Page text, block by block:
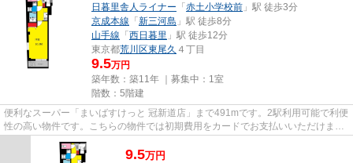
日暮里舎人ライナー 「 赤土小学校前 」駅 徒歩3分
京成本線 「 新三河島 」駅 徒歩8分
山手線 「 西日暮里 」駅 徒歩12分
東京都荒川区東尾久 ４丁目
9.5万円
築年数：築11年 ｜募集中： 1室
階数：5階建
便利なスーパー「まいばすけっと 冠新道店」まで491mです。2駅利用可能で利便
性の高い物件です。こちらの物件では初期費用をカードでお支払いいただけま
す。特徴的な外観と洗練された...
9.5万円